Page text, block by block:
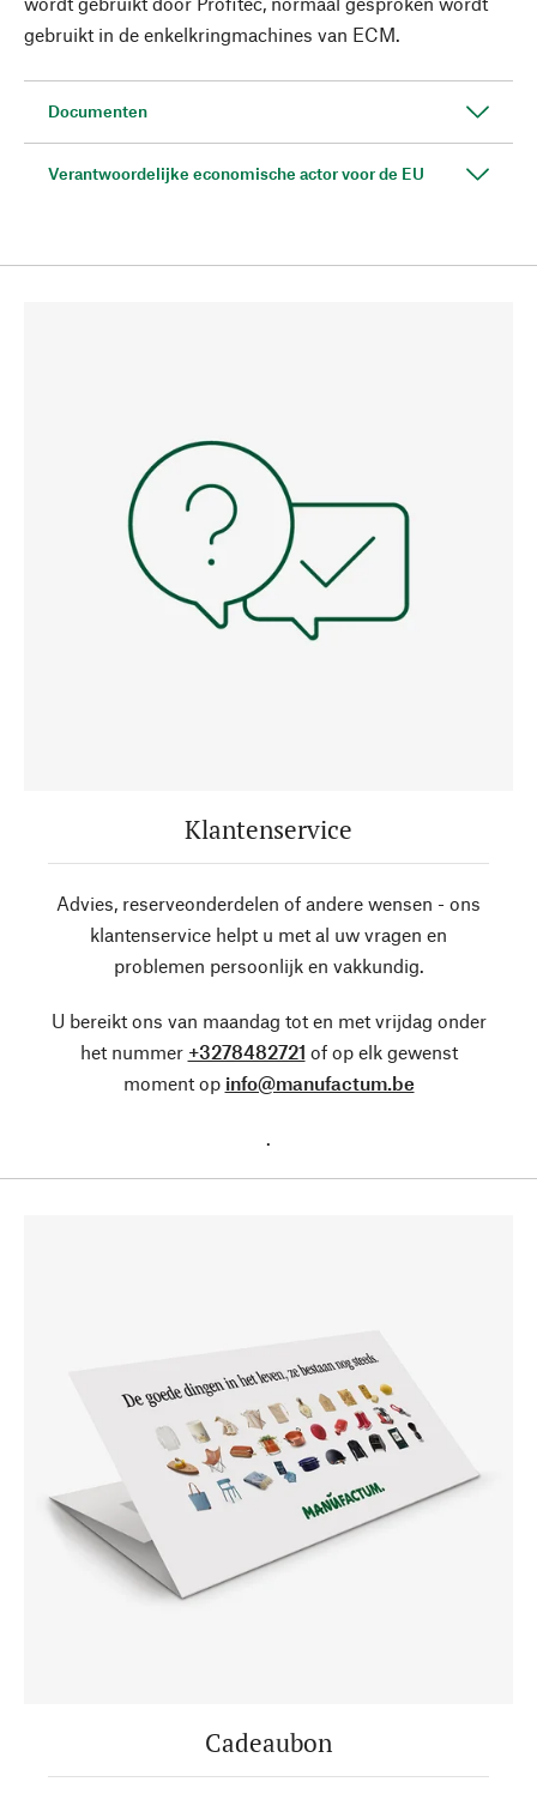
gebruikt in de enkelkringmachines van ECM.
Documenten
Verantwoordelijke economische actor voor de EU
Klantenservice
Advies, reserveonderdelen of andere wensen - ons
klantenservice helpt u met al uw vragen en
problemen persoonlijk en vakkundig.
U bereikt ons van maandag tot en met vrijdag onder
het nummer +3278482721 of op elk gewenst
moment op info@manufactum.be
.
Cadeaubon